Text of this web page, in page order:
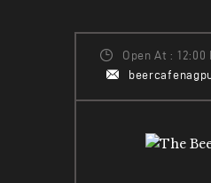
Open At : 12:00